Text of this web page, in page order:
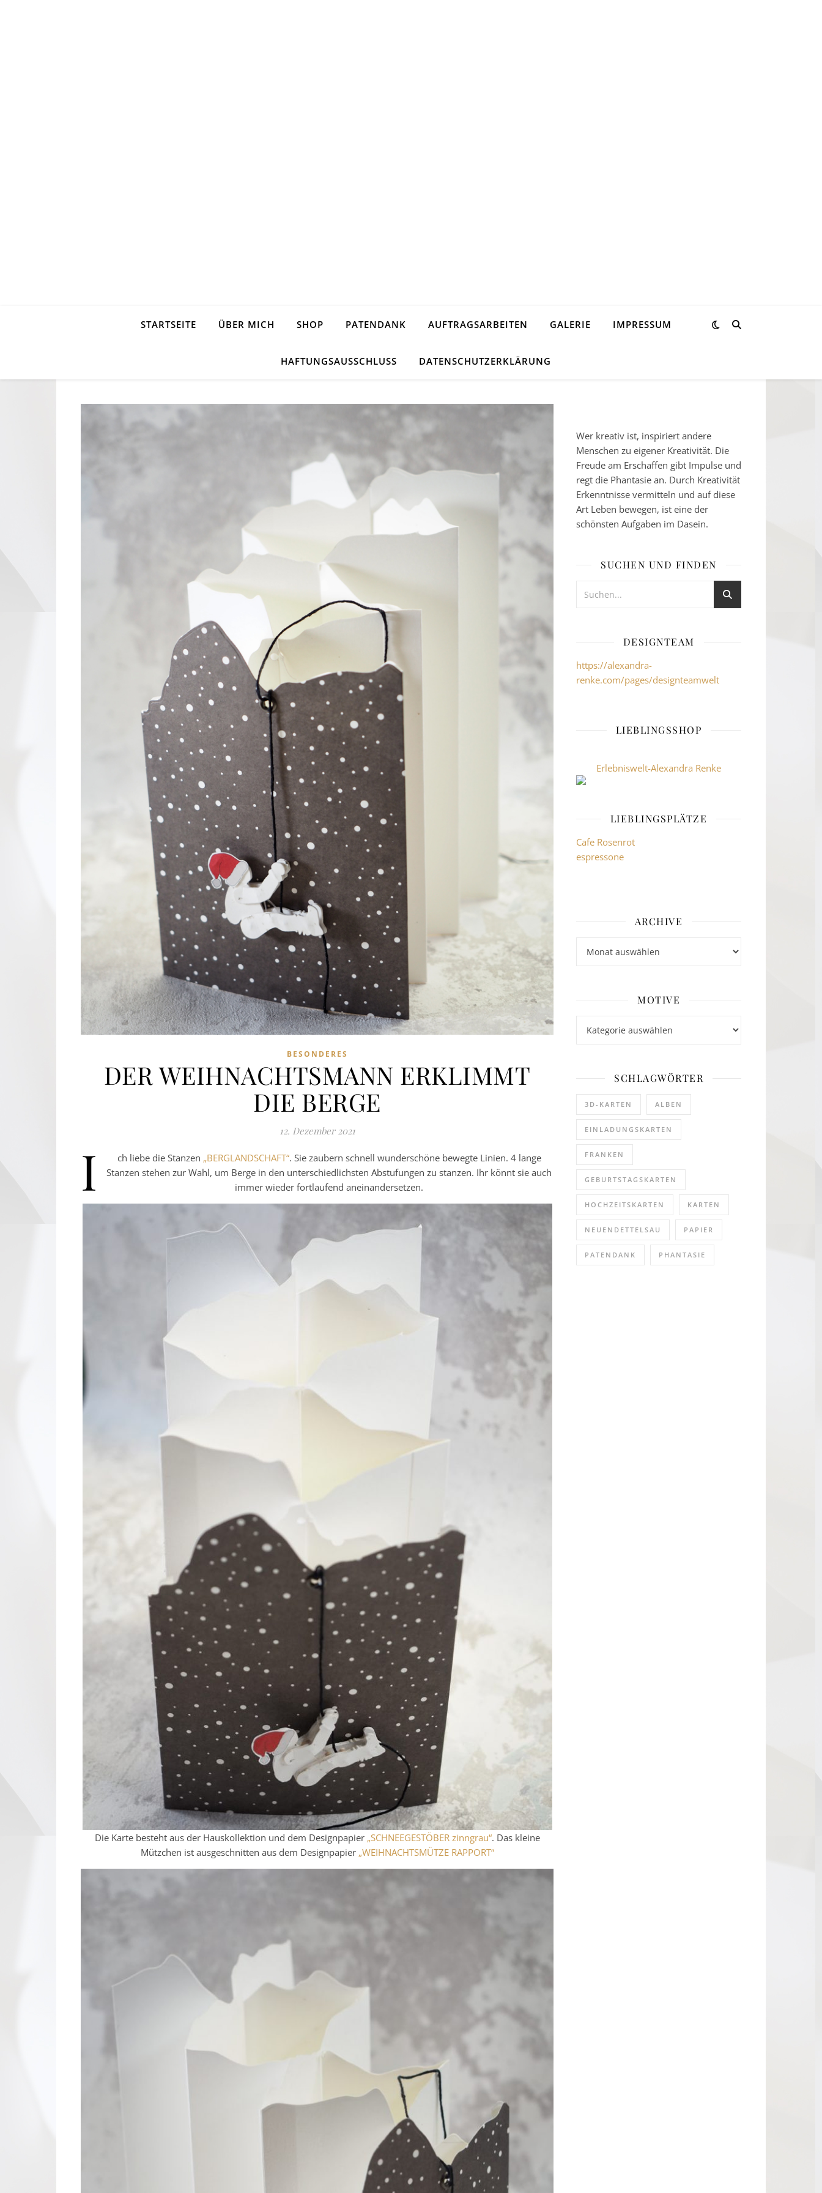
STARTSEITE ÜBER MICH SHOP PATENDANK AUFTRAGSARBEITEN GALERIE IMPRESSUM
HAFTUNGSAUSSCHLUSS DATENSCHUTZERKLÄRUNG
BESONDERES
DER WEIHNACHTSMANN ERKLIMMT
DIE BERGE
12. Dezember 2021
I ch liebe die Stanzen „BERGLANDSCHAFT“. Sie zaubern schnell wunderschöne bewegte Linien. 4 lange
Stanzen stehen zur Wahl, um Berge in den unterschiedlichsten Abstufungen zu stanzen. Ihr könnt sie auch
immer wieder fortlaufend aneinandersetzen.
Die Karte besteht aus der Hauskollektion und dem Designpapier „SCHNEEGESTÖBER zinngrau“. Das kleine
Mützchen ist ausgeschnitten aus dem Designpapier „WEIHNACHTSMÜTZE RAPPORT“
Wer kreativ ist, inspiriert andere
Menschen zu eigener Kreativität. Die
Freude am Erschaffen gibt Impulse und
regt die Phantasie an. Durch Kreativität
Erkenntnisse vermitteln und auf diese
Art Leben bewegen, ist eine der
schönsten Aufgaben im Dasein.
SUCHEN UND FINDEN
DESIGNTEAM
https://alexandra-
renke.com/pages/designteamwelt
LIEBLINGSSHOP
Erlebniswelt-Alexandra Renke
LIEBLINGSPLÄTZE
Cafe Rosenrot
espressone
ARCHIVE
MOTIVE
SCHLAGWÖRTER
3D-KARTEN ALBEN
EINLADUNGSKARTEN
FRANKEN
GEBURTSTAGSKARTEN
HOCHZEITSKARTEN KARTEN
NEUENDETTELSAU PAPIER
PATENDANK PHANTASIE